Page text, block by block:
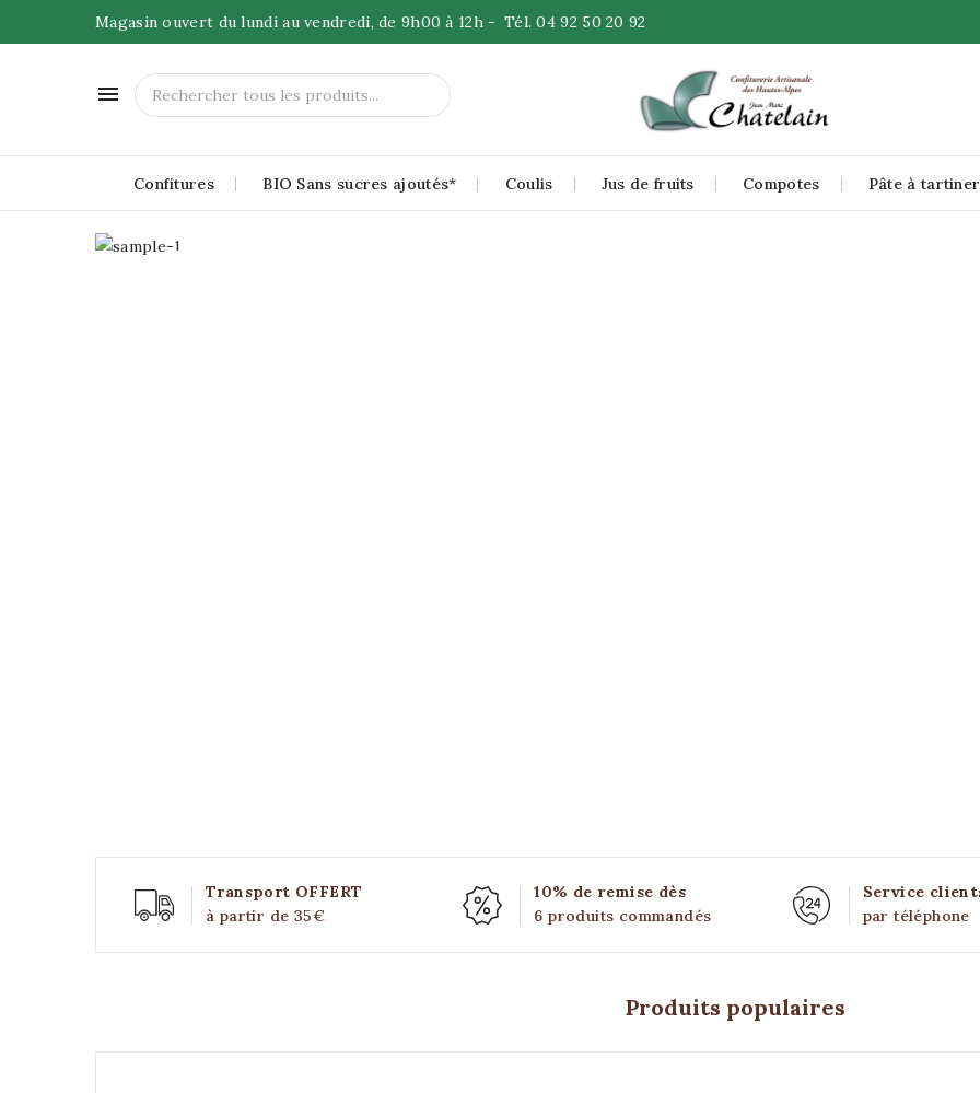
Magasin ouvert du lundi au vendredi, de 9h00 à 12h - Tél. 04 92 50 20 92

Confitures BIO Sans sucres ajoutés* Coulis Jus de fruits Compotes Pâte à tartiner
Transport OFFERT
à partir de 35€
10% de remise dès
6 produits commandés
Service
par téléphone
Produits populaires